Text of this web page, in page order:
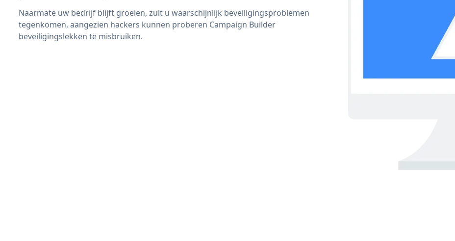
Naarmate uw bedrijf blijft groeien, zult u waarschijnlijk beveiligingsproblemen
tegenkomen, aangezien hackers kunnen proberen Campaign Builder
beveiligingslekken te misbruiken.